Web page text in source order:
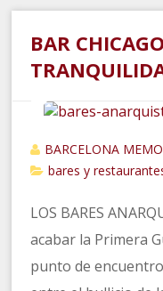
BAR
BARCELONA
bares y
LOS BARES
acabar la Primera
punto de